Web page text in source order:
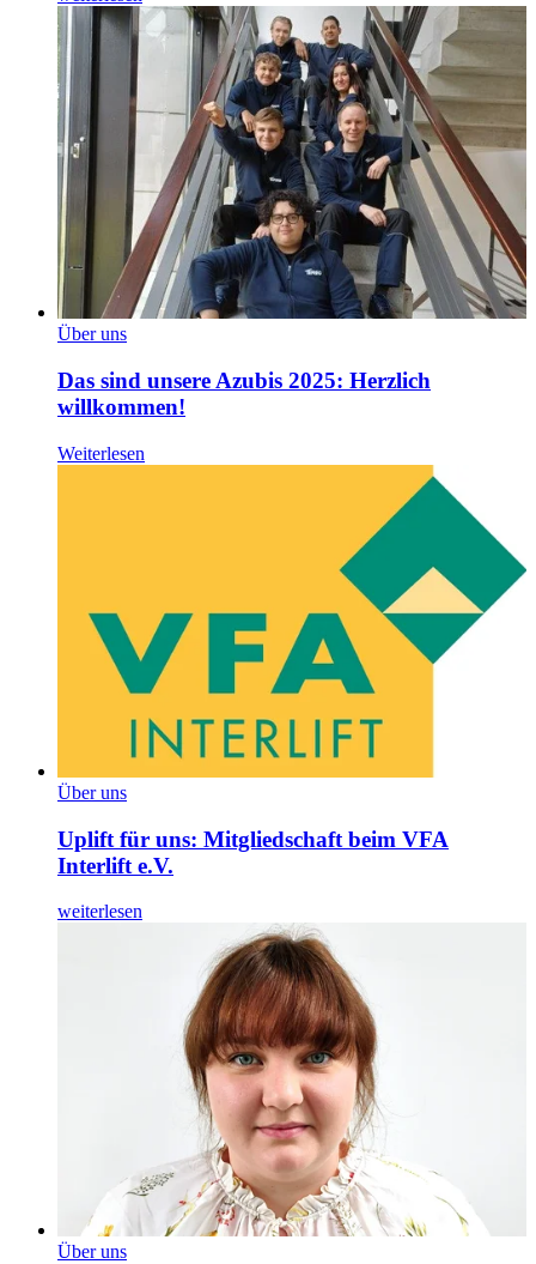
Über uns
Das sind unsere Azubis 2025: Herzlich
willkommen!
Weiterlesen
Über uns
Uplift für uns: Mitgliedschaft beim VFA
Interlift e.V.
weiterlesen
Über uns